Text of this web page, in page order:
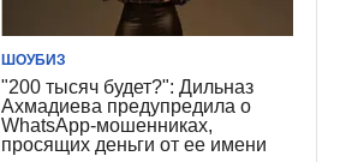
ШОУБИЗ
"200 тысяч будет?": Дильназ
Ахмадиева предупредила о
WhatsApp-мошенниках,
просящих деньги от ее имени